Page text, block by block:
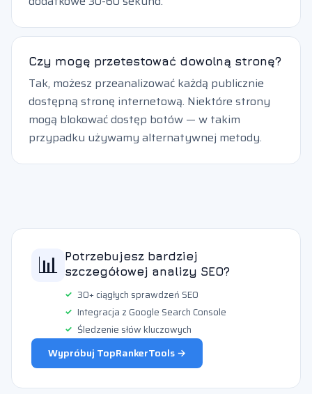
Czy mogę przetestować dowolną stronę?
Tak, możesz przeanalizować każdą publicznie
dostępną stronę internetową. Niektóre strony
mogą blokować dostęp botów — w takim
przypadku używamy alternatywnej metody.
📊 Potrzebujesz bardziej
szczegółowej analizy SEO?
30+ ciągłych sprawdzeń SEO
Integracja z Google Search Console
Śledzenie słów kluczowych
Wypróbuj TopRankerTools →